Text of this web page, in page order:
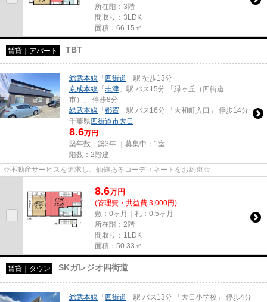
所在階：3階
間取り：3LDK
面積：66.15㎡
賃貸｜アパート TBT
総武本線 「四街道 」駅 徒歩13分
京成本線 「志津 」駅 バス15分 「緑ヶ丘（四街道
市）」 停歩8分
総武本線 「都賀 」駅 バス16分 「大和町入口」 停歩14分
千葉県四街道市大日
8.6万円
築年数：築3年 ｜募集中： 1室
階数：2階建
☆不動産サービスを追求し、価値あるコーディネートをお約束☆
8.6万円
(管理費・共益費 3,000円)
敷：0ヶ月｜礼：0.5ヶ月
所在階：2階
間取り：1LDK
面積：50.33㎡
賃貸｜タウン SKガレジオ四街道
総武本線 「四街道 」駅 バス13分 「大日小学校」 停歩4分